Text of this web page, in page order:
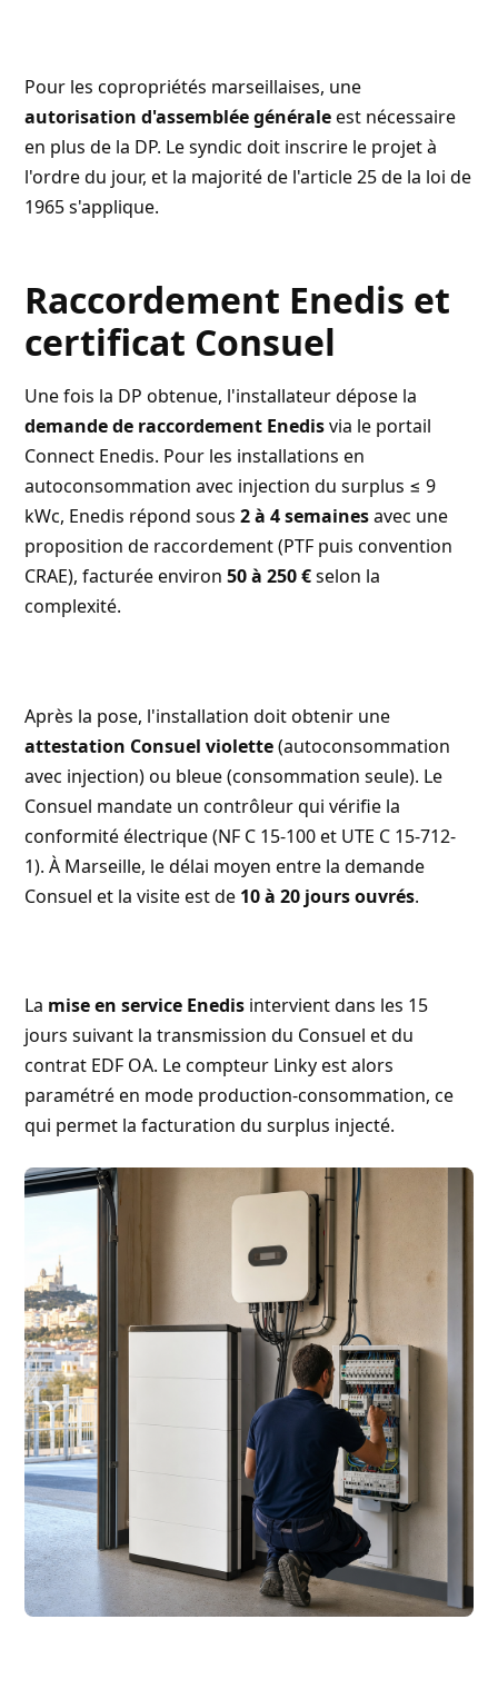
Pour les copropriétés marseillaises, une
autorisation d'assemblée généraleest nécessaire
en plus de la DP. Le syndic doit inscrire le projet à
l'ordre du jour, et la majorité de l'article 25 de la loi de
1965 s'applique.
Raccordement Enedis et
certificat Consuel
Une fois la DP obtenue, l'installateur dépose la
demande de raccordement Enedisvia le portail
Connect Enedis. Pour les installations en
autoconsommation avec injection du surplus ≤ 9
kWc, Enedis répond sous2 à 4 semainesavec une
proposition de raccordement (PTF puis convention
CRAE), facturée environ50 à 250 €selon la
complexité.
Après la pose, l'installation doit obtenir une
attestation Consuel violette(autoconsommation
avec injection) ou bleue (consommation seule). Le
Consuel mandate un contrôleur qui vérifie la
conformité électrique (NF C 15-100 et UTE C 15-712-
1). À Marseille, le délai moyen entre la demande
Consuel et la visite est de 10 à 20 jours ouvrés.
La mise en service Enedis intervient dans les 15
jours suivant la transmission du Consuel et du
contrat EDF OA. Le compteur Linky est alors
paramétré en mode production-consommation, ce
qui permet la facturation du surplus injecté.